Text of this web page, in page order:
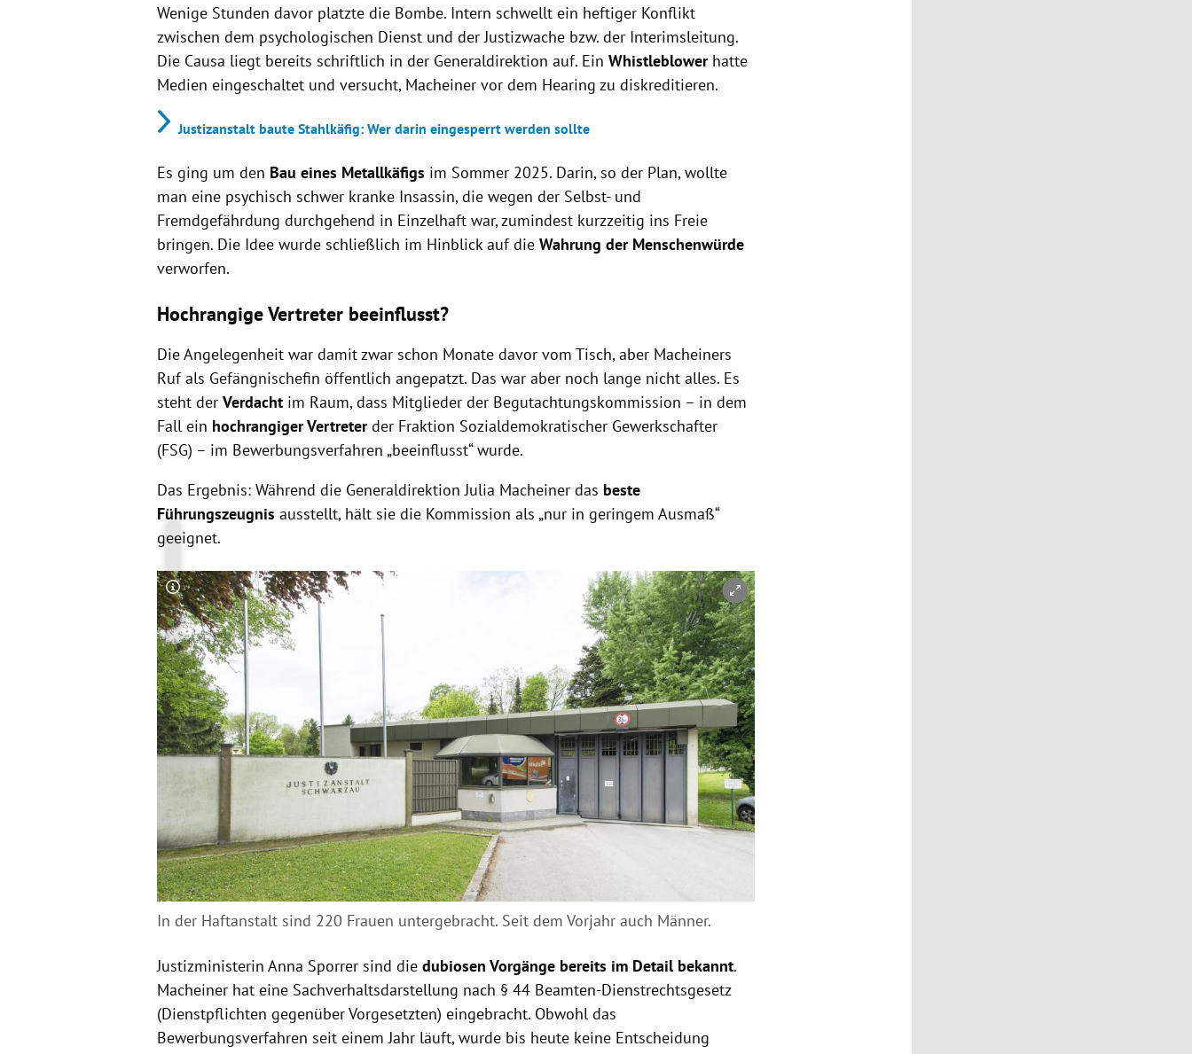
Wenige Stunden davor platzte die Bombe. Intern schwellt ein heftiger Konflikt
zwischen dem psychologischen Dienst und der Justizwache bzw. der Interimsleitung.
Die Causa liegt bereits schriftlich in der Generaldirektion auf. Ein Whistleblowerhatte
Medien eingeschaltet und versucht, Macheiner vor dem Hearing zu diskreditieren.
Justizanstalt baute Stahlkäfig: Wer darin eingesperrt werden sollte
Es ging um den Bau eines Metallkäfigs im Sommer 2025. Darin, so der Plan, wollte
man eine psychisch schwer kranke Insassin, die wegen der Selbst- und
Fremdgefährdung durchgehend in Einzelhaft war, zumindest kurzzeitig ins Freie
bringen. Die Idee wurde schließlich im Hinblick auf die Wahrung der Menschenwürde
verworfen.
Hochrangige Vertreter beeinflusst?
Die Angelegenheit war damit zwar schon Monate davor vom Tisch, aber Macheiners
Ruf als Gefängnischefin öffentlich angepatzt. Das war aber noch lange nicht alles. Es
steht der Verdachtim Raum, dass Mitglieder der Begutachtungskommission – in dem
Fall ein hochrangiger Vertreterder Fraktion Sozialdemokratischer Gewerkschafter
(FSG) – im Bewerbungsverfahren „beeinflusst“ wurde.
Das Ergebnis: Während die Generaldirektion Julia Macheiner das beste
Führungszeugnis ausstellt, hält sie die Kommission als „nur in geringem Ausmaß“
geeignet.
Copyright-Hinweis öffnen/schließen
In der Haftanstalt sind 220 Frauen untergebracht. Seit dem Vorjahr auch Männer.
Justizministerin Anna Sporrer sind die dubiosen Vorgänge bereits im Detail bekannt.
Macheiner hat eine Sachverhaltsdarstellung nach § 44 Beamten-Dienstrechtsgesetz
(Dienstpflichten gegenüber Vorgesetzten) eingebracht. Obwohl das
Bewerbungsverfahren seit einem Jahr läuft, wurde bis heute keine Entscheidung